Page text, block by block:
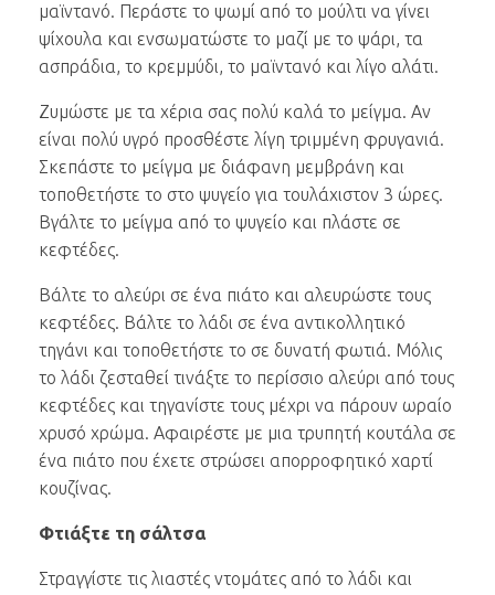
μαϊντανό. Περάστε το ψωμί από το μούλτι να γίνει
ψίχουλα και ενσωματώστε το μαζί με το ψάρι, τα
ασπράδια, το κρεμμύδι, το μαϊντανό και λίγο αλάτι.
Ζυμώστε με τα χέρια σας πολύ καλά το μείγμα. Αν
είναι πολύ υγρό προσθέστε λίγη τριμμένη φρυγανιά.
Σκεπάστε το μείγμα με διάφανη μεμβράνη και
τοποθετήστε το στο ψυγείο για τουλάχιστον 3 ώρες.
Βγάλτε το μείγμα από το ψυγείο και πλάστε σε
κεφτέδες.
Βάλτε το αλεύρι σε ένα πιάτο και αλευρώστε τους
κεφτέδες. Βάλτε το λάδι σε ένα αντικολλητικό
τηγάνι και τοποθετήστε το σε δυνατή φωτιά. Μόλις
το λάδι ζεσταθεί τινάξτε το περίσσιο αλεύρι από τους
κεφτέδες και τηγανίστε τους μέχρι να πάρουν ωραίο
χρυσό χρώμα. Αφαιρέστε με μια τρυπητή κουτάλα σε
ένα πιάτο που έχετε στρώσει απορροφητικό χαρτί
κουζίνας.
Φτιάξτε τη σάλτσα
Στραγγίστε τις λιαστές ντομάτες από το λάδι και